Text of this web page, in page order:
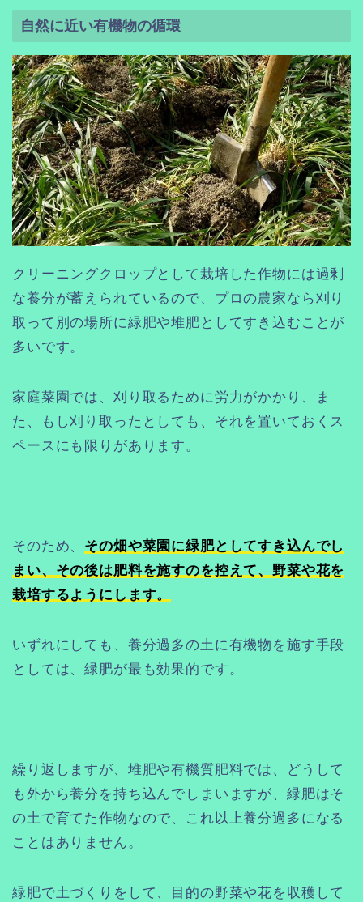
自然に近い有機物の循環
クリーニングクロップとして栽培した作物には過剰
な養分が蓄えられているので、プロの農家なら刈り
取って別の場所に緑肥や堆肥としてすき込むことが
多いです。
家庭菜園では、刈り取るために労力がかかり、ま
た、もし刈り取ったとしても、それを置いておくス
ペースにも限りがあります。
そのため、 その畑や菜園に緑肥としてすき込んでし
まい、その後は肥料を施すのを控えて、野菜や花を
栽培するようにします。
いずれにしても、養分過多の土に有機物を施す手段
としては、緑肥が最も効果的です。
繰り返しますが、堆肥や有機質肥料では、どうして
も外から養分を持ち込んでしまいますが、緑肥はそ
の土で育てた作物なので、これ以上養分過多になる
ことはありません。
緑肥で土づくりをして、目的の野菜や花を収穫して